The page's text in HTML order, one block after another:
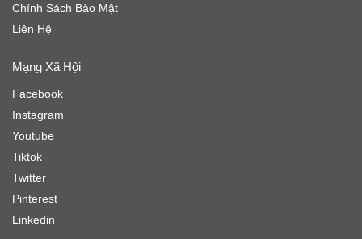
Chính Sách Bảo Mật
Liên Hệ
Mạng Xã Hội
Facebook
Instagram
Youtube
Tiktok
Twitter
Pinterest
Linkedin